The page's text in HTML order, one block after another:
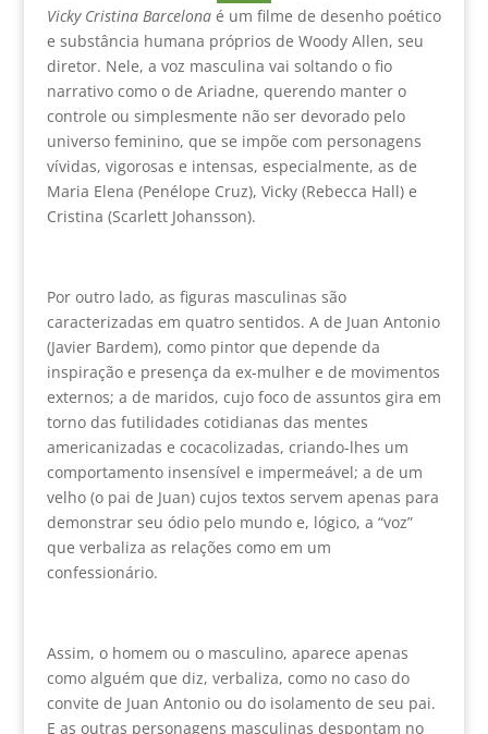
Vicky Cristina Barcelonaé um filme de desenho poético
e substância humana próprios de Woody Allen, seu
diretor. Nele, a voz masculina vai soltando o fio
narrativo como o de Ariadne, querendo manter o
controle ou simplesmente não ser devorado pelo
universo feminino, que se impõe com personagens
vívidas, vigorosas e intensas, especialmente, as de
Maria Elena (Penélope Cruz), Vicky (Rebecca Hall) e
Cristina (Scarlett Johansson).
Por outro lado, as figuras masculinas são
caracterizadas em quatro sentidos. A de Juan Antonio
(Javier Bardem), como pintor que depende da
inspiração e presença da ex-mulher e de movimentos
externos; a de maridos, cujo foco de assuntos gira em
torno das futilidades cotidianas das mentes
americanizadas e cocacolizadas, criando-lhes um
comportamento insensível e impermeável; a de um
velho (o pai de Juan) cujos textos servem apenas para
demonstrar seu ódio pelo mundo e, lógico, a “voz”
que verbaliza as relações como em um
confessionário.
Assim, o homem ou o masculino, aparece apenas
como alguém que diz, verbaliza, como no caso do
convite de Juan Antonio ou do isolamento de seu pai.
E as outras personagens masculinas despontam no